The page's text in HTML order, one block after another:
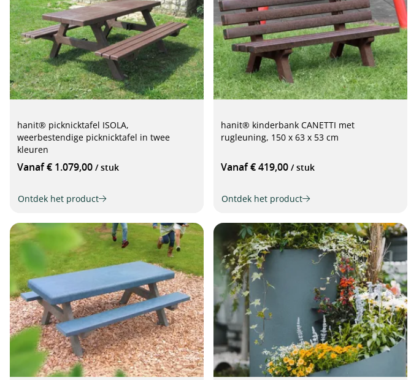
hanit® picknicktafel ISOLA,
weerbestendige picknicktafel in twee
kleuren
Vanaf € 1.079,00 / stuk
Ontdek het product
hanit® kinderbank CANETTI met
rugleuning, 150 x 63 x 53 cm
Vanaf € 419,00 / stuk
Ontdek het product